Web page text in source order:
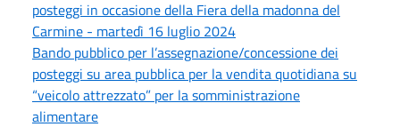
posteggi in occasione della Fiera della madonna del
Carmine - martedì 16 luglio 2024
Bando pubblico per l’assegnazione/concessione dei
posteggi su area pubblica per la vendita quotidiana su
“veicolo attrezzato” per la somministrazione
alimentare